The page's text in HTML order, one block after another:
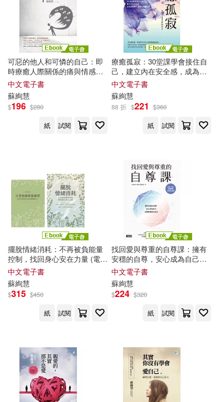
可惡的他人和可憐的自己：即
時療癒人際關係的痛與情感內
傷 (電子書)
中文電子書
蘇絢慧
$196 $280
紙
試閱
療癒孤寂：30堂課學會接住自
己，建立內在安全感，成為能
與他人連結的完整自我 (電子
書)
中文電子書
蘇絢慧
88 折 $221 $360
紙
試閱
擺脫情緒消耗：不再被負能量
控制，找回身心安在力量 (電子
書)
中文電子書
蘇絢慧
$315 $450
紙
試閱
找回愛與尊重的自尊課：擁有
安穩的自尊，安心成為自己，
在關係裡自由自在 (電子書)
中文電子書
蘇絢慧
$224 $320
紙
試閱